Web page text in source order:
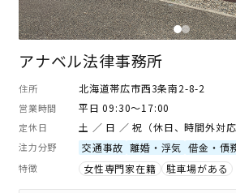
アナベル法律事務所
住所 北海道帯広市西3条南2-8-2
営業時間 平日 09:30～17:00
定休日 土 ／ 日 ／ 祝（休日、時間外対応
注力分野 交通事故 離婚・浮気 借金・債
特徴 女性専門家在籍 駐車場がある